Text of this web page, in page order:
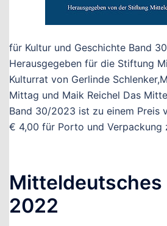
für Kultur und Geschichte Band
Herausgegeben für die Stiftung
Kulturrat von Gerlinde
Mittag und Maik Reichel Das
Band 30/2023 ist zu einem Preis
€ 4,00 für Porto und Verpackung
Mitteldeutsches
2022